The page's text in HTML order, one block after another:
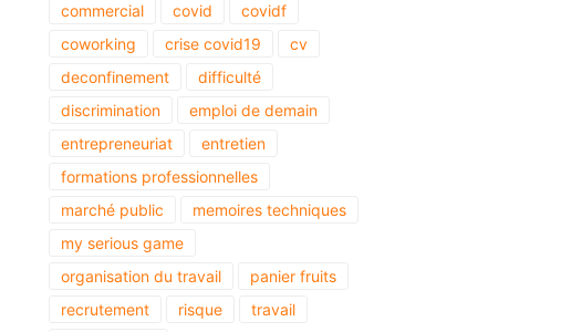
commercial
covid
covidf
coworking
crise covid19
cv
deconfinement
difficulté
discrimination
emploi de demain
entrepreneuriat
entretien
formations professionnelles
marché public
memoires techniques
my serious game
organisation du travail
panier fruits
recrutement
risque
travail